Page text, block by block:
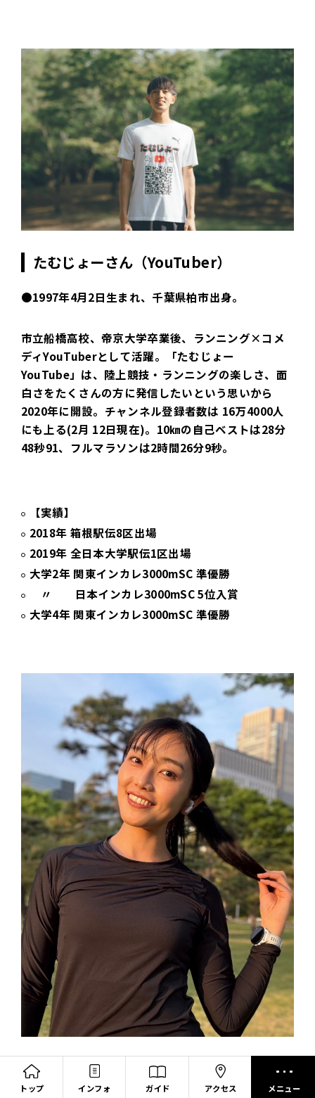
メニュー
トップ インフォ ガイド アクセス
たむじょーさん（YouTuber）
●1997年4月2日生まれ、千葉県柏市出身。
市立船橋高校、帝京大学卒業後、ランニング×コメ
ディYouTuberとして活躍。「たむじょー
YouTube」は、陸上競技・ランニングの楽しさ、面
白さをたくさんの方に発信したいという思いから
2020年に開設。チャンネル登録者数は 16万4000人
にも上る(2月 12日現在)。10㎞の自己ベストは28分
48秒91、フルマラソンは2時間26分9秒。
【実績】
2018年 箱根駅伝8区出場
2019年 全日本大学駅伝1区出場
大学2年 関東インカレ3000mSC 準優勝
〃 日本インカレ3000mSC 5位入賞
大学4年 関東インカレ3000mSC 準優勝
宮崎 結希乃さん（女優・タレント）